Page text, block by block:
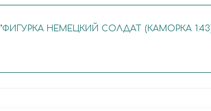
"ФИГУРКА НЕМЕЦКИЙ СОЛДАТ (КАМОРКА